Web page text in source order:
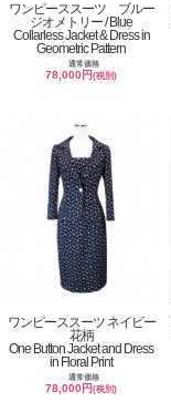
ワンピーススーツ ブルー
ジオメトリー / Blue
Collarless Jacket & Dress in
Geometric Pattern
通常価格
78,000円(税別)
ワンピーススーツ ネイビー
花柄
One Button Jacket and Dress
in Floral Print
通常価格
78,000円(税別)